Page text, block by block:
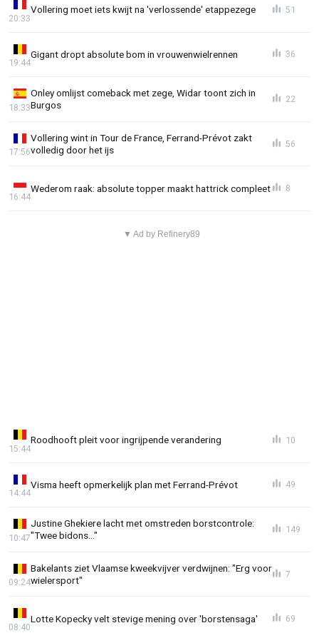
Vollering moet iets kwijt na 'verlossende' etappezege
20:33
51
Gigant dropt absolute bom in vrouwenwielrennen
19:44
36
Onley omlijst comeback met zege, Widar toont zich in
Burgos
18:33
22
Vollering wint in Tour de France, Ferrand-Prévot zakt
volledig door het ijs
17:56
56
Wederom raak: absolute topper maakt hattrick compleet
16:44
8
▼ Ad by Refinery89
Roodhooft pleit voor ingrijpende verandering
15:44
10
Visma heeft opmerkelijk plan met Ferrand-Prévot
14:44
49
Justine Ghekiere lacht met omstreden borstcontrole:
"Twee bidons..."
10:47
149
Bakelants ziet Vlaamse kweekvijver verdwijnen: "Erg voor
wielersport"
09:24
7
Lotte Kopecky velt stevige mening over 'borstensaga'
08:40
69